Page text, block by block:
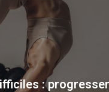
: progresser